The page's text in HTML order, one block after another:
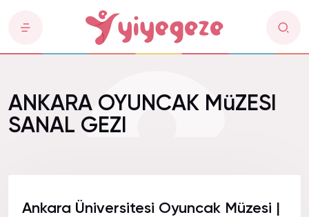
ANKARA OYUNCAK MüZESI
SANAL GEZI
Ankara Üniversitesi Oyuncak Müzesi |